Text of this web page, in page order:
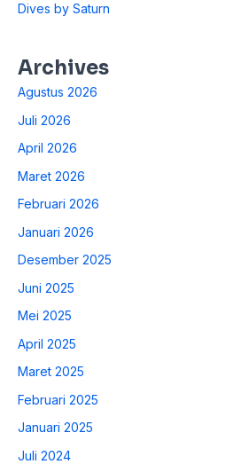
Dives by Saturn
Archives
Agustus 2026
Juli 2026
April 2026
Maret 2026
Februari 2026
Januari 2026
Desember 2025
Juni 2025
Mei 2025
April 2025
Maret 2025
Februari 2025
Januari 2025
Juli 2024